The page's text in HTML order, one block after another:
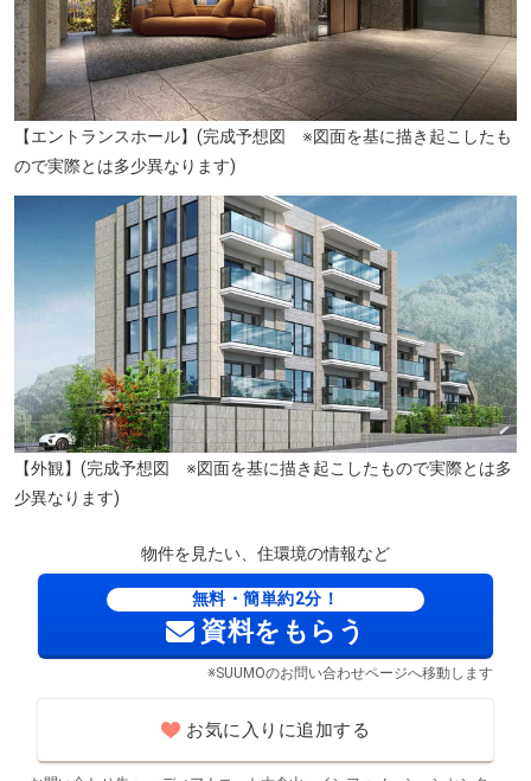
横浜市立大綱小学校（徒歩7分/約520m）
横浜市立大綱中学校（徒歩3分/約230m）
【エントランスホール】(完成予想図 ※図面を基に描き起こしたも
ので実際とは多少異なります)
【外観】(完成予想図 ※図面を基に描き起こしたもので実際とは多
少異なります)
物件を見たい、住環境の情報など
無料・簡単約2分！
資料をもらう
※SUUMOのお問い合わせページへ移動します
お気に入りに追加する